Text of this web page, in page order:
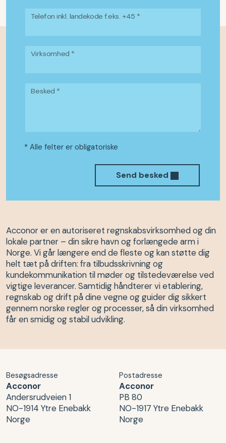
Telefon inkl. landekode f.eks. +45 *
Virksomhed *
Besked *
* Alle felter er obligatoriske
Send besked
Acconor er en autoriseret regnskabsvirksomhed og din
lokale partner – din sikre havn og forlængede arm i
Norge. Vi går længere end de fleste og kan støtte dig
helt tæt på driften: fra tilbudsskrivning og
kundekommunikation til møder og tilstedeværelse ved
vigtige leverancer. Samtidig håndterer vi etablering,
regnskab og drift på dine vegne og guider dig sikkert
gennem norske regler og processer, så din virksomhed
får en smidig og stabil udvikling.
Besøgsadresse
Acconor
Andersrudveien 1
NO-1914 Ytre Enebakk
Norge
Postadresse
Acconor
PB 80
NO-1917 Ytre Enebakk
Norge